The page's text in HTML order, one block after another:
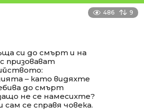
486 9
си до смърт и на
призовават
– като видяхте
до смърт
не се намесихте?
се справя човека.